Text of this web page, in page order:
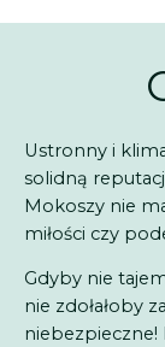
Ustronny i
solidną
Mokoszy nie
miłości czy
Gdyby nie
nie zdołałoby
niebezpieczne!